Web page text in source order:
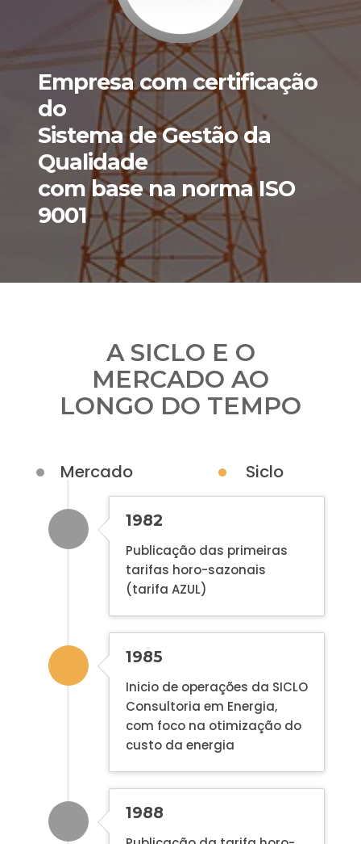
Empresa com certificação
do
Sistema de Gestão da
Qualidade
com base na norma ISO
9001
A SICLO E O
MERCADO AO
LONGO DO TEMPO
Mercado Siclo
1982
Publicação das primeiras
tarifas horo-sazonais
(tarifa AZUL)
1985
Inicio de operações da SICLO
Consultoria em Energia,
com foco na otimização do
custo da energia
1988